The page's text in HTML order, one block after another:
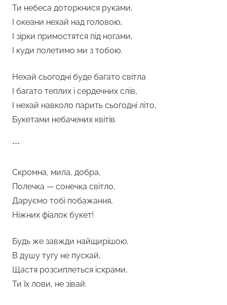
Ти небеса доторкнися руками,
І океани нехай над головою,
І зірки примостятся під ногами,
І куди полетимо ми з тобою.
Нехай сьогодні буде багато світла
І багато теплих і сердечних слів,
І нехай навколо парить сьогодні літо,
Букетами небачених квітів.
***
Скромна, мила, добра,
Полечка — сонечка світло,
Даруємо тобі побажання,
Ніжних фіалок букет!
Будь же завжди найщирішою,
В душу тугу не пускай,
Щастя розсиплеться іскрами,
Ти їх лови, не зівай.